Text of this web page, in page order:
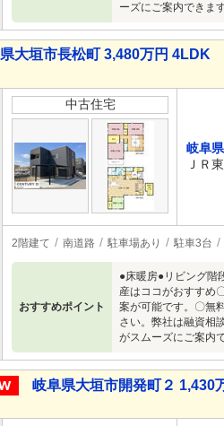
ーズにご案内できます
大垣市長松町 3,480万円 4LDK
中古住宅
岐阜
ＪＲ
2階建て 南道路 駐車場あり 駐車3台
おすすめポイント
●床暖房●リビング階
産はココがおすすめ
案が可能です。〇無
さい。弊社は融資相
がスムーズにご案内
岐阜県大垣市開発町２ 1,430